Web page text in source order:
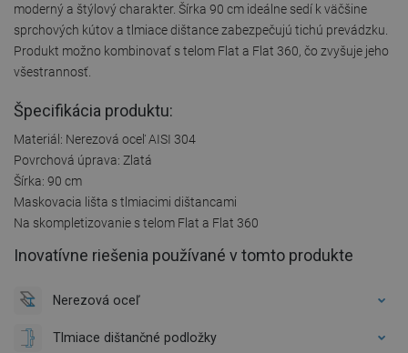
moderný a štýlový charakter. Šírka 90 cm ideálne sedí k väčšine
sprchových kútov a tlmiace dištance zabezpečujú tichú prevádzku.
Produkt možno kombinovať s telom Flat a Flat 360, čo zvyšuje jeho
všestrannosť.
Špecifikácia produktu:
Materiál: Nerezová oceľ AISI 304
Povrchová úprava: Zlatá
Šírka: 90 cm
Maskovacia lišta s tlmiacimi dištancami
Na skompletizovanie s telom Flat a Flat 360
Inovatívne riešenia používané v tomto produkte
Nerezová oceľ
Tlmiace dištančné podložky